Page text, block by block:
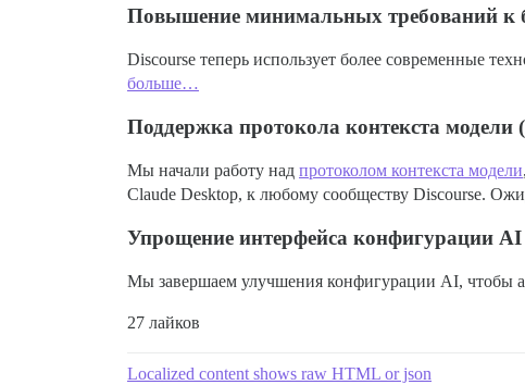
Повышение минимальных требований к
Discourse теперь использует более современные
больше…
Поддержка протокола контекста модели
Мы начали работу над протоколом контекста модели
Claude Desktop, к любому сообществу Discourse.
Упрощение интерфейса конфигурации AI
Мы завершаем улучшения конфигурации AI, чтобы
27 лайков
Localized content shows raw HTML or json